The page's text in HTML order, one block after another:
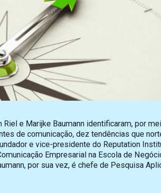
e Marijke Baumann identificaram, por
de comunicação, dez tendências que
e vice-presidente do Reputation
Empresarial na Escola de
por sua vez, é chefe de Pesquisa